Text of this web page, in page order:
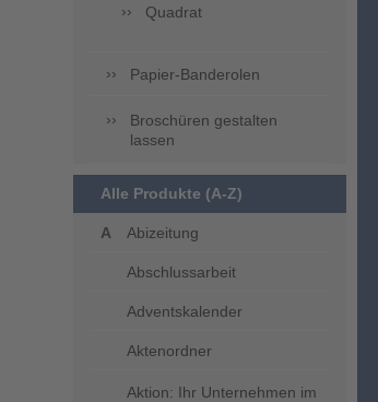
Quadrat
Papier-Banderolen
Broschüren gestalten
lassen
Alle Produkte (A-Z)
Abizeitung
Abschlussarbeit
Adventskalender
Aktenordner
Aktion: Ihr Unternehmen im